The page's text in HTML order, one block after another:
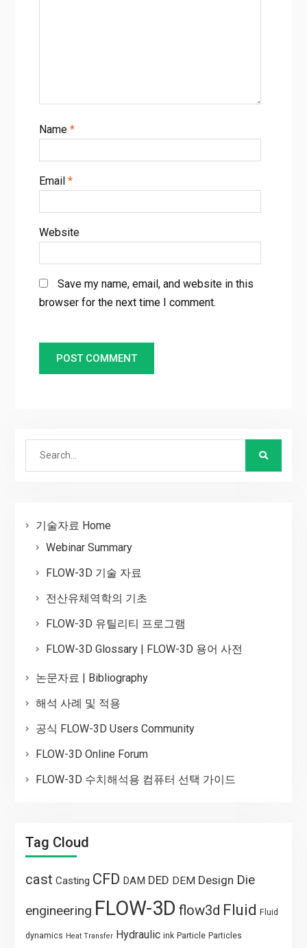
Name *
Email *
Website
Save my name, email, and website in this
browser for the next time I comment.
Search
기술자료 Home
Webinar Summary
FLOW-3D 기술 자료
전산유체역학의 기초
FLOW-3D 유틸리티 프로그램
FLOW-3D Glossary | FLOW-3D 용어 사전
논문자료 | Bibliography
해석 사례 및 적용
공식 FLOW-3D Users Community
FLOW-3D Online Forum
FLOW-3D 수치해석용 컴퓨터 선택 가이드
Tag Cloud
cast Casting CFD DAM DED DEM Design Die
engineering FLOW-3D flow3d Fluid Fluid
dynamics Heat Transfer Hydraulic ink Particle Particles